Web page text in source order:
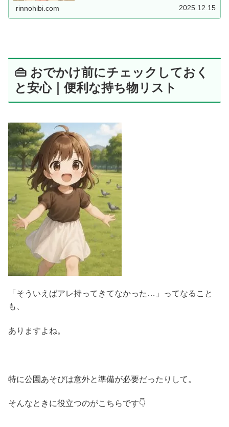
rinnohibi.com 2025.12.15
👜 おでかけ前にチェックしておく
と安心｜便利な持ち物リスト
「そういえばアレ持ってきてなかった…」ってなること
も、
ありますよね。
特に公園あそびは意外と準備が必要だったりして。
そんなときに役立つのがこちらです👇